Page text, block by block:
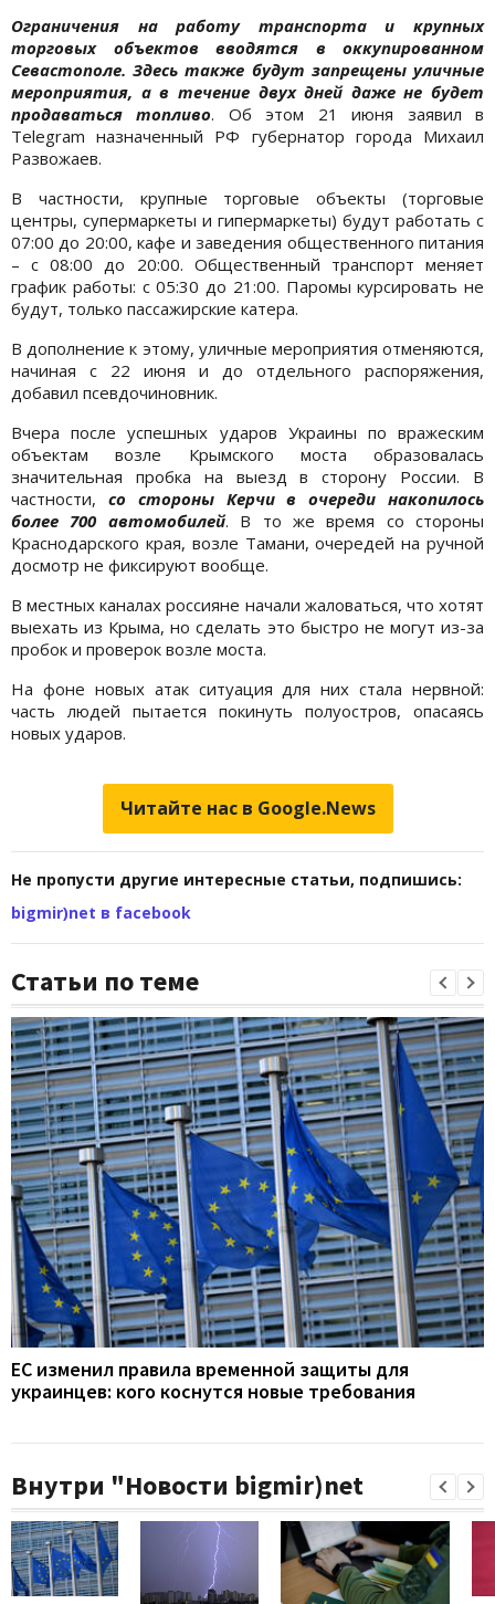
Ограничения на работу транспорта и крупных
торговых объектов вводятся в оккупированном
Севастополе. Здесь также будут запрещены уличные
мероприятия, а в течение двух дней даже не будет
продаваться топливо. Об этом 21 июня заявил в
Telegram назначенный РФ губернатор города Михаил
Развожаев.
В частности, крупные торговые объекты (торговые
центры, супермаркеты и гипермаркеты) будут работать с
07:00 до 20:00, кафе и заведения общественного питания
– с 08:00 до 20:00. Общественный транспорт меняет
график работы: с 05:30 до 21:00. Паромы курсировать не
будут, только пассажирские катера.
В дополнение к этому, уличные мероприятия отменяются,
начиная с 22 июня и до отдельного распоряжения,
добавил псевдочиновник.
Вчера после успешных ударов Украины по вражеским
объектам возле Крымского моста образовалась
значительная пробка на выезд в сторону России. В
частности, со стороны Керчи в очереди накопилось
более 700 автомобилей. В то же время со стороны
Краснодарского края, возле Тамани, очередей на ручной
досмотр не фиксируют вообще.
В местных каналах россияне начали жаловаться, что хотят
выехать из Крыма, но сделать это быстро не могут из-за
пробок и проверок возле моста.
На фоне новых атак ситуация для них стала нервной:
часть людей пытается покинуть полуостров, опасаясь
новых ударов.
Читайте нас в Google.News
Не пропусти другие интересные статьи, подпишись:
bigmir)net в facebook
Статьи по теме
ЕС изменил правила временной защиты для
украинцев: кого коснутся новые требования
Внутри "Новости bigmir)net